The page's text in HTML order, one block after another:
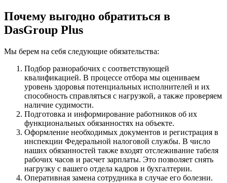
Почему выгодно обратиться в
DasGroup Plus
Мы берем на себя следующие обязательства:
Подбор разнорабочих с соответствующей
квалификацией. В процессе отбора мы оцениваем
уровень здоровья потенциальных исполнителей и их
способность справляться с нагрузкой, а также проверяем
наличие судимости.
Подготовка и информирование работников об их
функциональных обязанностях на объекте.
Оформление необходимых документов и регистрация в
инспекции Федеральной налоговой службы. В число
наших обязанностей также входят отслеживание табеля
рабочих часов и расчет зарплаты. Это позволяет снять
нагрузку с вашего отдела кадров и бухгалтерии.
Оперативная замена сотрудника в случае его болезни.